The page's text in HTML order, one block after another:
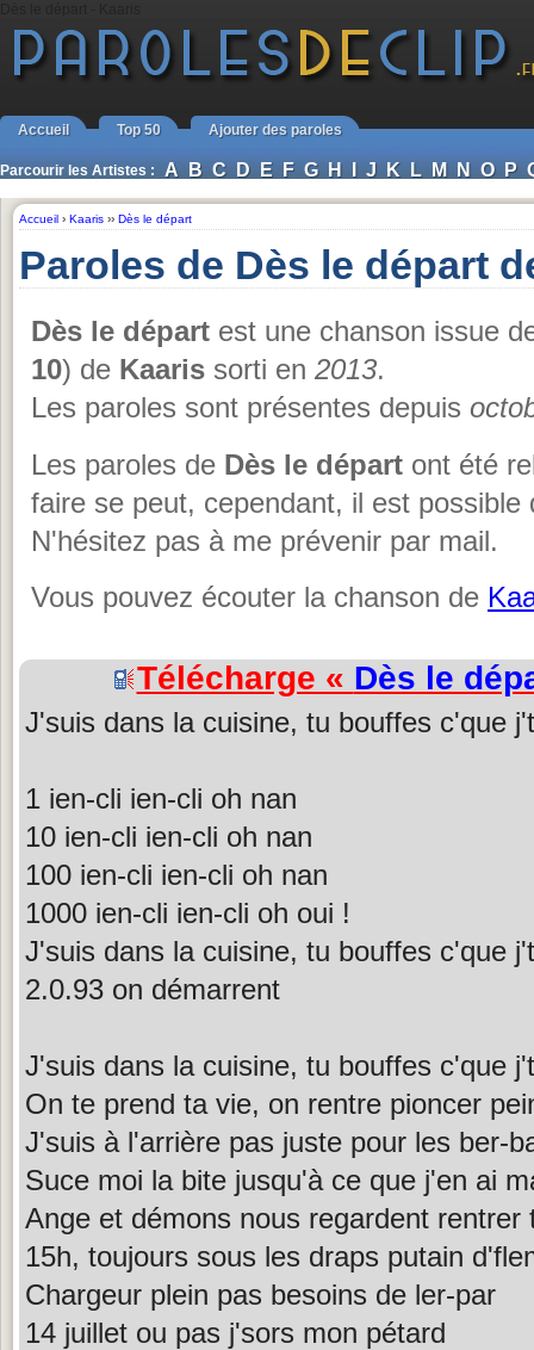
Accueil Top 50 Ajouter des paroles
Parcourir les Artistes : A B C D E F G H I J K L M N O P
Accueil › Kaaris ›› Dès le départ
Paroles de Dès le départ
Dès le départ est une chanson issue
10) de Kaaris sorti en 2013.
Les paroles sont présentes depuis
Les paroles de Dès le départ ont été
faire se peut, cependant, il est
N'hésitez pas à me prévenir par mail.
Vous pouvez écouter la chanson de
Télécharge « Dès le
J'suis dans la cuisine, tu bouffes c'que
1 ien-cli ien-cli oh nan
10 ien-cli ien-cli oh nan
100 ien-cli ien-cli oh nan
1000 ien-cli ien-cli oh oui !
J'suis dans la cuisine, tu bouffes c'que
2.0.93 on démarrent
J'suis dans la cuisine, tu bouffes c'que
On te prend ta vie, on rentre pioncer
J'suis à l'arrière pas juste pour les ber-
Suce moi la bite jusqu'à ce que j'en ai
Ange et démons nous regardent rentrer
15h, toujours sous les draps putain
Chargeur plein pas besoins de ler-par
14 juillet ou pas j'sors mon pétard